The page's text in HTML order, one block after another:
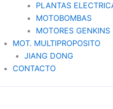
PLANTAS
MOTOBOMBAS
MOTORES GENKINS
MOT. MULTIPROPOSITO
JIANG DONG
CONTACTO